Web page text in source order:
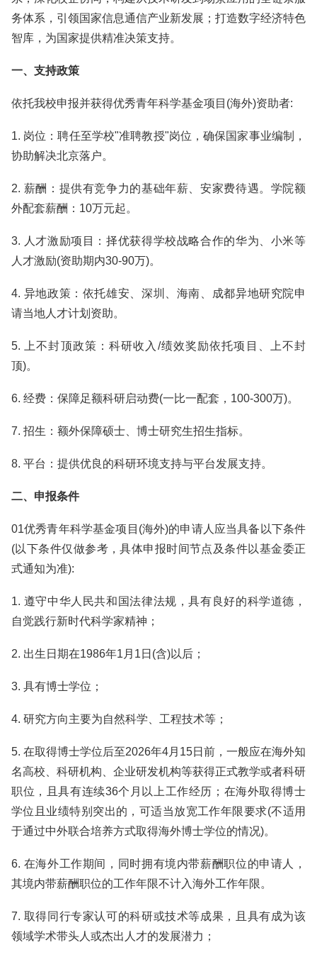
务体系，引领国家信息通信产业新发展；打造数字经济特色
智库，为国家提供精准决策支持。
一、支持政策
依托我校申报并获得优秀青年科学基金项目(海外)资助者:
1. 岗位：聘任至学校"准聘教授"岗位，确保国家事业编制，
协助解决北京落户。
2. 薪酬：提供有竞争力的基础年薪、安家费待遇。学院额
外配套薪酬：10万元起。
3. 人才激励项目：择优获得学校战略合作的华为、小米等
人才激励(资助期内30-90万)。
4. 异地政策：依托雄安、深圳、海南、成都异地研究院申
请当地人才计划资助。
5. 上不封顶政策：科研收入/绩效奖励依托项目、上不封
顶)。
6. 经费：保障足额科研启动费(一比一配套，100-300万)。
7. 招生：额外保障硕士、博士研究生招生指标。
8. 平台：提供优良的科研环境支持与平台发展支持。
二、申报条件
01优秀青年科学基金项目(海外)的申请人应当具备以下条件
(以下条件仅做参考，具体申报时间节点及条件以基金委正
式通知为准):
1. 遵守中华人民共和国法律法规，具有良好的科学道德，
自觉践行新时代科学家精神；
2. 出生日期在1986年1月1日(含)以后；
3. 具有博士学位；
4. 研究方向主要为自然科学、工程技术等；
5. 在取得博士学位后至2026年4月15日前，一般应在海外知
名高校、科研机构、企业研发机构等获得正式教学或者科研
职位，且具有连续36个月以上工作经历；在海外取得博士
学位且业绩特别突出的，可适当放宽工作年限要求(不适用
于通过中外联合培养方式取得海外博士学位的情况)。
6. 在海外工作期间，同时拥有境内带薪酬职位的申请人，
其境内带薪酬职位的工作年限不计入海外工作年限。
7. 取得同行专家认可的科研或技术等成果，且具有成为该
领域学术带头人或杰出人才的发展潜力；